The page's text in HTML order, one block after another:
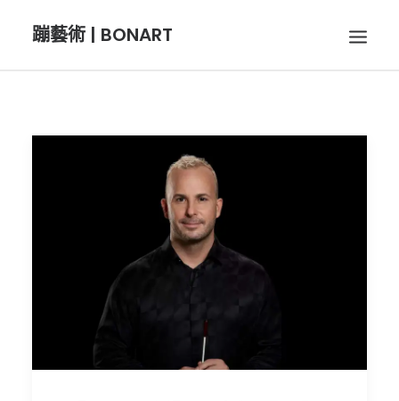
蹦藝術 | BONART
BON插畫